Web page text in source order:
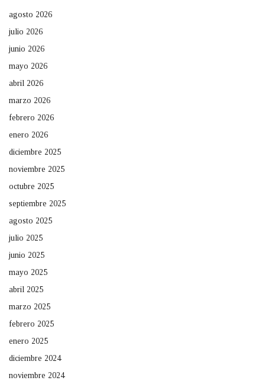
agosto 2026
julio 2026
junio 2026
mayo 2026
abril 2026
marzo 2026
febrero 2026
enero 2026
diciembre 2025
noviembre 2025
octubre 2025
septiembre 2025
agosto 2025
julio 2025
junio 2025
mayo 2025
abril 2025
marzo 2025
febrero 2025
enero 2025
diciembre 2024
noviembre 2024